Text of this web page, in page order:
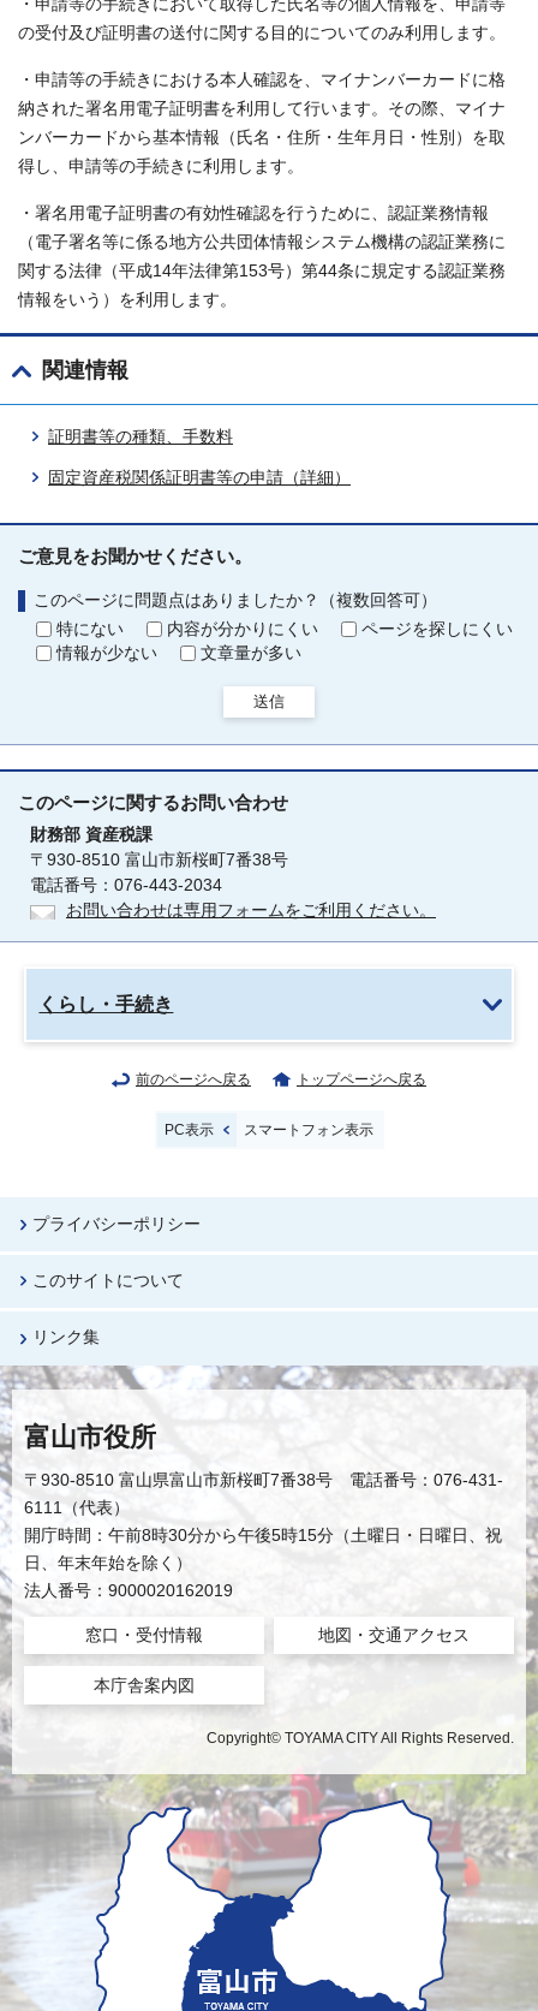
・申請等の手続きにおいて取得した氏名等の個人情報を、申請等
の受付及び証明書の送付に関する目的についてのみ利用します。
・申請等の手続きにおける本人確認を、マイナンバーカードに格
納された署名用電子証明書を利用して行います。その際、マイナ
ンバーカードから基本情報（氏名・住所・生年月日・性別）を取
得し、申請等の手続きに利用します。
・署名用電子証明書の有効性確認を行うために、認証業務情報
（電子署名等に係る地方公共団体情報システム機構の認証業務に
関する法律（平成14年法律第153号）第44条に規定する認証業務
情報をいう）を利用します。
関連情報
証明書等の種類、手数料
固定資産税関係証明書等の申請（詳細）
ご意見をお聞かせください。
このページに問題点はありましたか？（複数回答可）
特にない
内容が分かりにくい
ページを探しにくい
情報が少ない
文章量が多い
送信
このページに関するお問い合わせ
財務部 資産税課
〒930-8510 富山市新桜町7番38号
電話番号：076-443-2034
お問い合わせは専用フォームをご利用ください。
くらし・手続き
前のページへ戻る トップページへ戻る
PC表示 スマートフォン表示
プライバシーポリシー
このサイトについて
リンク集
富山市役所
〒930-8510 富山県富山市新桜町7番38号 電話番号：076-431-
6111（代表）
開庁時間：午前8時30分から午後5時15分（土曜日・日曜日、祝
日、年末年始を除く）
法人番号：9000020162019
窓口・受付情報 地図・交通アクセス
本庁舎案内図
Copyright© TOYAMA CITY All Rights Reserved.